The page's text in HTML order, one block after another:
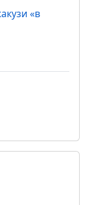
«в